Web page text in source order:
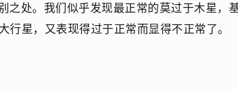
之处。我们似乎发现最正常的莫过于木星，
星，又表现得过于正常而显得不正常了。